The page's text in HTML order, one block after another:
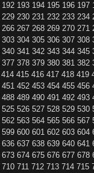
192 193 194 195 196 197
229 230 231 232 233 234
266 267 268 269 270 271
303 304 305 306 307 308
340 341 342 343 344 345
377 378 379 380 381 382
414 415 416 417 418 419
451 452 453 454 455 456
488 489 490 491 492 493
525 526 527 528 529 530
562 563 564 565 566 567
599 600 601 602 603 604
636 637 638 639 640 641
673 674 675 676 677 678
710 711 712 713 714 715